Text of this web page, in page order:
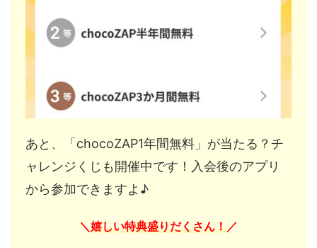
あと、「chocoZAP1年間無料」が当たる？チ
ャレンジくじも開催中です！入会後のアプリ
から参加できますよ♪
＼嬉しい特典盛りだくさん！／